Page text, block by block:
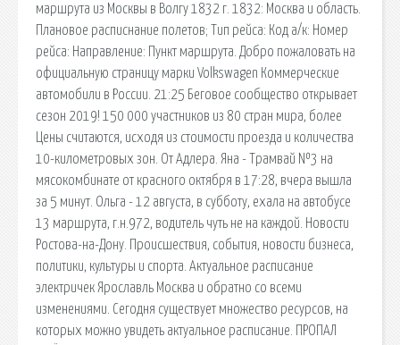
маршрута из Москвы в Волгу 1832 г. 1832: Москва и область.
Плановое расписнание полетов; Тип рейса: Код а/к: Номер
рейса: Направление: Пункт маршрута. Добро пожаловать на
официальную страницу марки Volkswagen Коммерческие
автомобили в России. 21:25 Беговое сообщество открывает
сезон 2019! 150 000 участников из 80 стран мира, более
Цены считаются, исходя из стоимости проезда и количества
10-километровых зон. От Адлера. Яна - Трамвай №3 на
мясокомбинате от красного октября в 17:28, вчера вышла
за 5 минут. Ольга - 12 августа, в субботу, ехала на автобусе
13 маршрута, г.н.972, водитель чуть не на каждой. Новости
Ростова-на-Дону. Происшествия, события, новости бизнеса,
политики, культуры и спорта. Актуальное расписание
электричек Ярославль Москва и обратно со всеми
изменениями. Сегодня существует множество ресурсов, на
которых можно увидеть актуальное расписание. ПРОПАЛ